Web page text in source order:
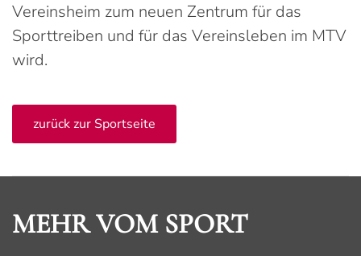
Vereinsheim zum neuen Zentrum für das
Sporttreiben und für das Vereinsleben im MTV
wird.
zurück zur Sportseite
MEHR VOM SPORT